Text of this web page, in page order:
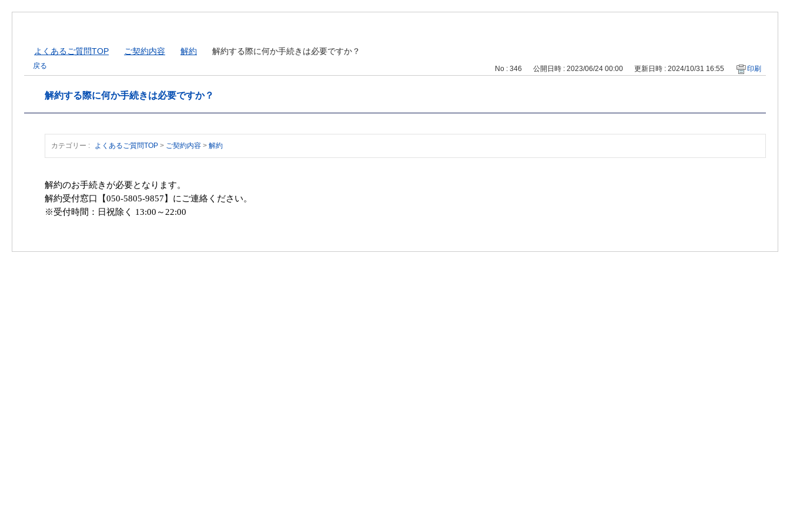
よくあるご質問TOP ご契約内容 解約 解約する際に何か手続きは必要ですか？
戻る No : 346 公開日時 : 2023/06/24 00:00 更新日時 : 2024/10/31 16:55 印刷
解約する際に何か手続きは必要ですか？
カテゴリー : よくあるご質問TOP > ご契約内容 > 解約
解約のお手続きが必要となります。
解約受付窓口【050-5805-9857】にご連絡ください。
※受付時間：日祝除く 13:00～22:00